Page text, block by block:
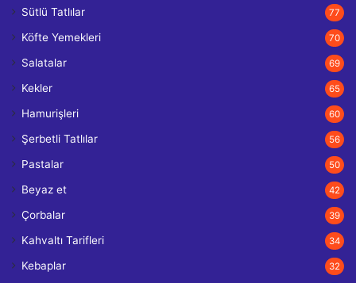
Sütlü Tatlılar 77
Köfte Yemekleri 70
Salatalar 69
Kekler 65
Hamurişleri 60
Şerbetli Tatlılar 56
Pastalar 50
Beyaz et 42
Çorbalar 39
Kahvaltı Tarifleri 34
Kebaplar 32